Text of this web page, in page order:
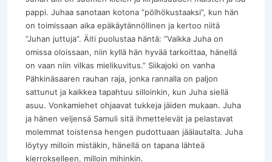
pappi. Juhaa sanotaan kotona ”pölhökustaaksi”, kun hän
on toimissaan aika epäkäytännöllinen ja kertoo niitä
”Juhan juttuja”. Äiti puolustaa häntä: ”Vaikka Juha on
omissa oloissaan, niin kyllä hän hyvää tarkoittaa, hänellä
on vaan niin vilkas mielikuvitus.” Siikajoki on vanha
Pähkinäsaaren rauhan raja, jonka rannalla on paljon
sattunut ja kaikkea tapahtuu silloinkin, kun Juha siellä
asuu. Vonkamiehet ohjaavat tukkeja jäiden mukaan. Juha
ja hänen veljensä Samuli sitä ihmettelevät ja pelastavat
molemmat toistensa hengen pudottuaan jäälautalta. Juha
löytyy milloin mistäkin, hänellä on tapana lähteä
kierrokselleen, milloin mihinkin.